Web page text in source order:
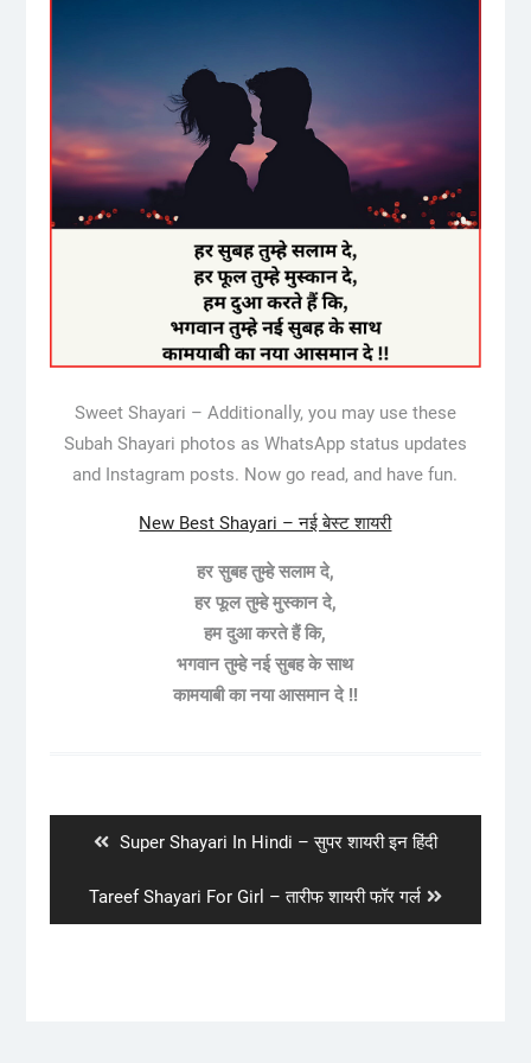
Sweet Shayari – Additionally, you may use these
Subah Shayari photos as WhatsApp status updates
and Instagram posts. Now go read, and have fun.
New Best Shayari – नई बेस्ट शायरी
हर सुबह तुम्हे सलाम दे,
हर फूल तुम्हे मुस्कान दे,
हम दुआ करते हैं कि,
भगवान तुम्हे नई सुबह के साथ
कामयाबी का नया आसमान दे !!
Previous
Super Shayari In Hindi – सुपर शायरी इन हिंदी
Next
post:
Tareef Shayari For Girl – तारीफ शायरी फॉर गर्ल